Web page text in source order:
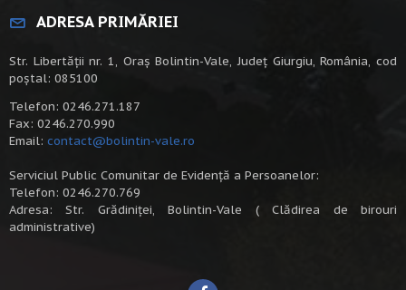
ADRESA PRIMĂRIEI
Str. Libertății nr. 1, Oraș Bolintin-Vale, Județ Giurgiu, România, cod
poștal: 085100
Telefon: 0246.271.187
Fax: 0246.270.990
Email: contact@bolintin-vale.ro
Serviciul Public Comunitar de Evidență a Persoanelor:
Telefon: 0246.270.769
Adresa: Str. Grădiniței, Bolintin-Vale ( Clădirea de birouri
administrative)